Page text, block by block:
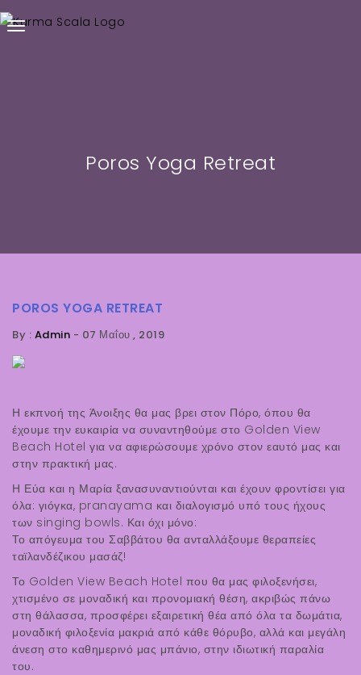
Poros Yoga Retreat
POROS YOGA RETREAT
By : Admin - 07 Μαΐου , 2019
Η εκπνοή της Άνοιξης θα μας βρει στον Πόρο, όπου θα
έχουμε την ευκαιρία να συναντηθούμε στο Golden View
Beach Hotel για να αφιερώσουμε χρόνο στον εαυτό μας και
στην πρακτική μας.
Η Εύα και η Μαρία ξανασυναντιούνται και έχουν φροντίσει για
όλα: γιόγκα, pranayama και διαλογισμό υπό τους ήχους
των singing bowls. Και όχι μόνο:
Το απόγευμα του Σαββάτου θα ανταλλάξουμε θεραπείες
ταϊλανδέζικου μασάζ!
Το Golden View Beach Hotel που θα μας φιλοξενήσει,
χτισμένο σε μοναδική και προνομιακή θέση, ακριβώς πάνω
στη θάλασσα, προσφέρει εξαιρετική θέα από όλα τα δωμάτια,
μοναδική φιλοξενία μακριά από κάθε θόρυβο, αλλά και μεγάλη
άνεση στο καθημερινό μας μπάνιο, στην ιδιωτική παραλία
του.